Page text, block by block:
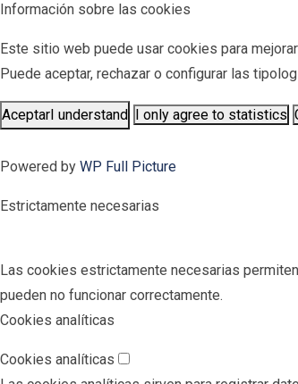
Información sobre las cookies
Este sitio web puede usar cookies para
Puede aceptar, rechazar o configurar las
AceptarI understand I only agree to statistics
Powered by WP Full Picture
Estrictamente necesarias
Las cookies estrictamente necesarias
pueden no funcionar correctamente.
Cookies analíticas
Cookies analíticas